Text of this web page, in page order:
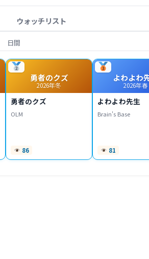
ウォッチリスト
日間
勇者のクズ
2026年冬
勇者のクズ
OLM
86
よわよわ
2026年春
よわよわ先生
Brain's Base
81